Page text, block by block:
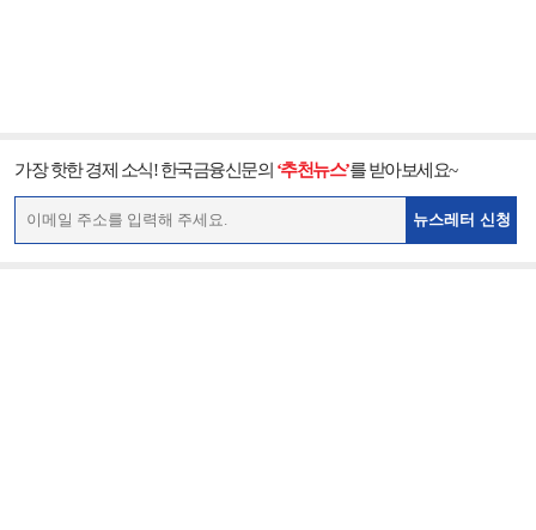
가장 핫한 경제 소식! 한국금융신문의 ‘추천뉴스’를 받아보세요~
뉴스레터 신청